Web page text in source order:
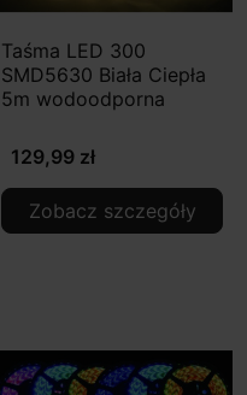
Taśma LED 300
SMD5630 Biała Ciepła
5m wodoodporna
129,99 zł
Zobacz szczegóły